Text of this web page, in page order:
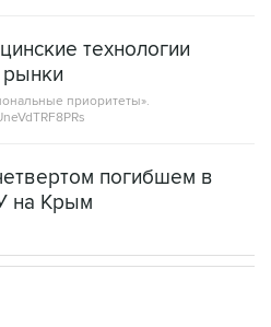
технологии
приоритеты».
погибшем в
на Крым